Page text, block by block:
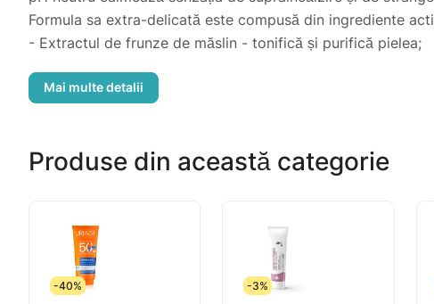
Formula sa extra-delicată este compusă din ingrediente
- Extractul de frunze de măslin - tonifică și purifică pielea;
- Sulfat de Cupru accelerează și îmbunătățește vizibil
Pentru uz extern. Evitați contactul cu ochi. Testat
Produse din această categorie
-40% -3%